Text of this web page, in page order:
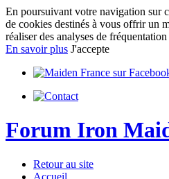
En poursuivant votre navigation sur
de cookies destinés à vous offrir un
réaliser des analyses de
En savoir plus J'accepte
Forum Iron
Retour au site
Accueil